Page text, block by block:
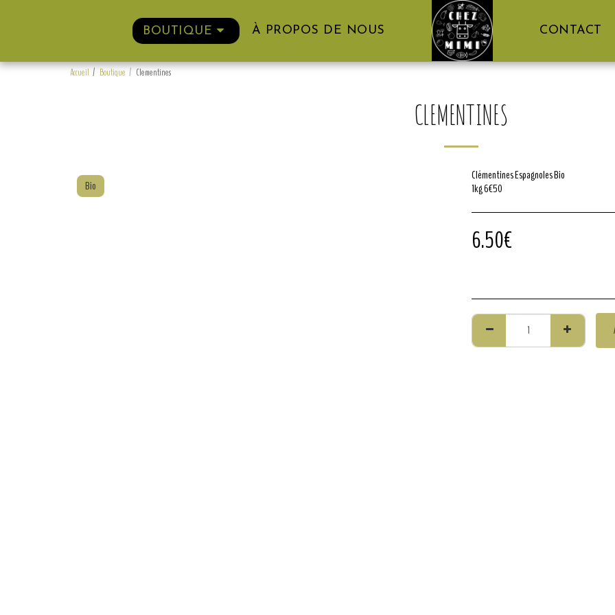
BOUTIQUE À PROPOS DE NOUS CONTACT
Accueil Boutique Clementines
CLEMENTINES
Bio
Clémentines Espagnoles Bio
1kg 6€50
6.50€